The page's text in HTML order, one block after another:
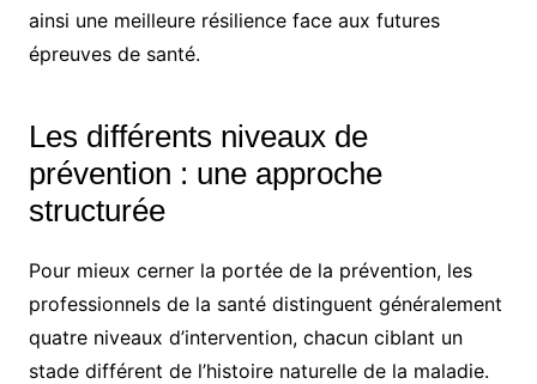
ainsi une meilleure résilience face aux futures
épreuves de santé.
Les différents niveaux de
prévention : une approche
structurée
Pour mieux cerner la portée de la prévention, les
professionnels de la santé distinguent généralement
quatre niveaux d’intervention, chacun ciblant un
stade différent de l’histoire naturelle de la maladie.